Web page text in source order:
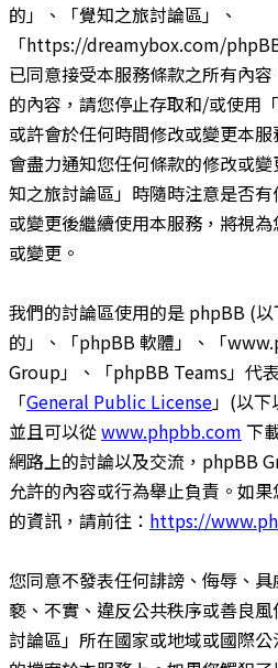
的」、「覺知之旅討論區」、
「https://dreamybox.com/
已同意接受本服務條款之所有內
的內容，請您停止存取和/或使用
或許會於任何時間修改或變更本
會盡力通知您任何條款的修改或
知之旅討論區」時隨時注意是否
或變更後繼續使用本服務，將視
或變更。
我們的討論區使用的是 phpBB (
的」、「phpBB 軟體」、「
Group」、「phpBB Teams」代
「General Public License」(以下
並且可以從www.phpbb.com 下
網路上的討論以及交流，phpBB
允許的內容或行為舉止負責。如
的資訊，請前往： https://
您同意不發表任何誹謗、侮辱、
褻、不實、違反公共秩序或善良
討論區」所在國家或地域或國際